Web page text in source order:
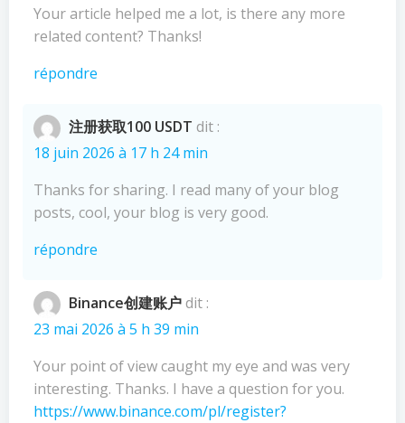
Your article helped me a lot, is there any more
related content? Thanks!
répondre
注册获取100 USDT dit :
18 juin 2026 à 17 h 24 min
Thanks for sharing. I read many of your blog
posts, cool, your blog is very good.
répondre
Binance创建账户dit :
23 mai 2026 à 5 h 39 min
Your point of view caught my eye and was very
interesting. Thanks. I have a question for you.
https://www.binance.com/pl/register?